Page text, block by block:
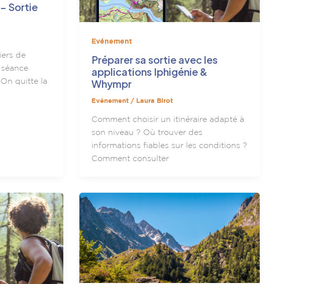
Sortie
de
quitte la
Evénement
Préparer sa sortie avec les
applications Iphigénie &
Whympr
Evénement / Laura Birot
Comment choisir un itinéraire adapté à
son niveau ? Où trouver des
informations fiables sur les conditions ?
Comment consulter